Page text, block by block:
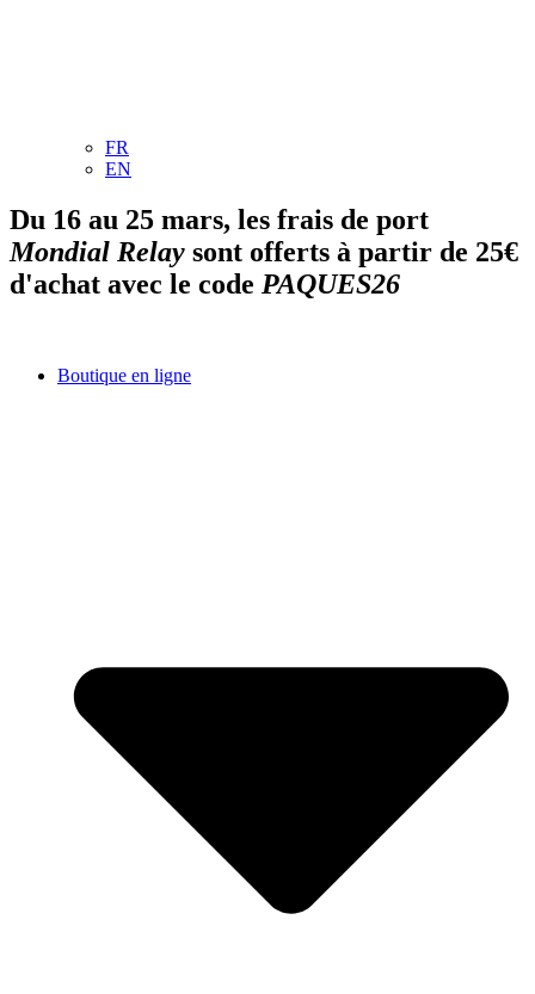
FR
EN
Du 16 au 25 mars, les frais de port
Mondial Relay sont offerts à partir de 25€
d'achat avec le code PAQUES26
Boutique en ligne